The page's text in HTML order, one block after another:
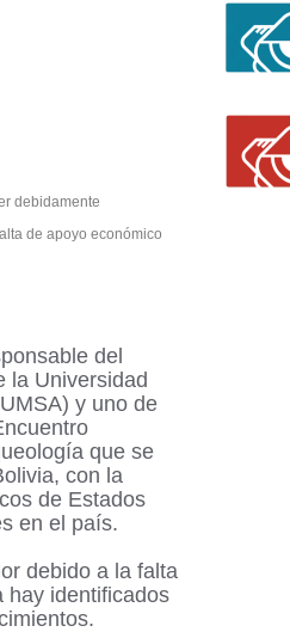
debidamente
de apoyo económico
del
la Universidad
y uno de
que se
con la
de Estados
en el país.
debido a la falta
hay identificados